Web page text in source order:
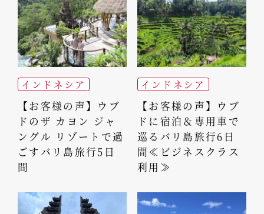
インドネシア
【お客様の声】ウブ
ドのザ カヨン ジャ
ングル リゾートで過
ごすバリ島旅行5日
間
インドネシア
【お客様の声】ウブ
ドに宿泊＆専用車で
巡るバリ島旅行6日
間≪ビジネスクラス
利用≫